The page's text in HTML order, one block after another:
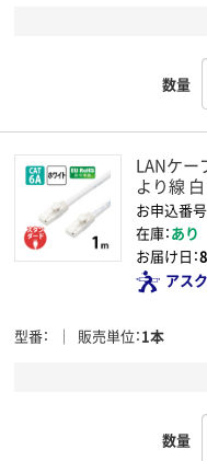
数量
LANケー
より線
お申込番号
在庫：あり
お届け日：
アス
型番 販売単位 1本
数量